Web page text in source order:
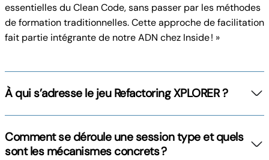
essentielles du Clean Code, sans passer par les méthodes
de formation traditionnelles. Cette approche de facilitation
fait partie intégrante de notre ADN chez Inside ! »
À qui s’adresse le jeu Refactoring XPLORER ?
Comment se déroule une session type et quels
sont les mécanismes concrets ?